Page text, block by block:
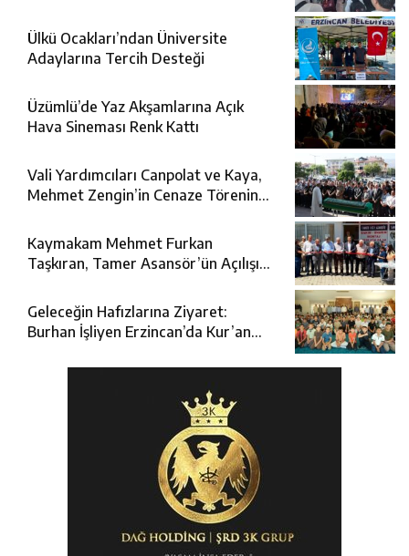
Ülkü Ocakları’ndan Üniversite
Adaylarına Tercih Desteği
Üzümlü’de Yaz Akşamlarına Açık
Hava Sineması Renk Kattı
Vali Yardımcıları Canpolat ve Kaya,
Mehmet Zengin’in Cenaze Törenine
Kaymakam Mehmet Furkan
Taşkıran, Tamer Asansör’ün Açılışına
Geleceğin Hafızlarına Ziyaret:
Burhan İşliyen Erzincan’da Kur’an